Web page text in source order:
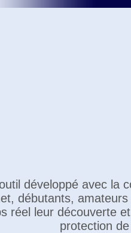
développé avec la
débutants,
réel leur découverte
protection